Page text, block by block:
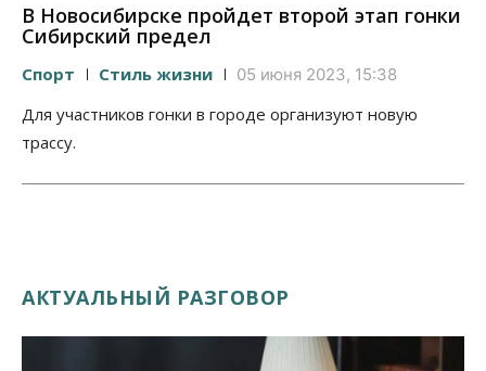
В Новосибирске пройдет второй этап гонки
Сибирский предел
Спорт Стиль жизни 05 июня 2023, 15:38
Для участников гонки в городе организуют новую
трассу.
АКТУАЛЬНЫЙ РАЗГОВОР